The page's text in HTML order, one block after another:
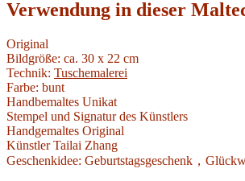
Verwendung in dieser
Original
Bildgröße: ca. 30 x 22 cm
Technik: Tuschemalerei
Farbe: bunt
Handbemaltes Unikat
Stempel und Signatur des Künstlers
Handgemaltes Original
Künstler Tailai Zhang
Geschenkidee: Geburtstagsgeschenk，